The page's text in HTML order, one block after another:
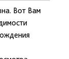
Вот Вам